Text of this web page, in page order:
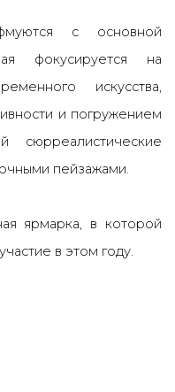
с основной
фокусируется на
искусства,
и погружением
сюрреалистические
пейзажами.
ярмарка, в которой
в этом году.